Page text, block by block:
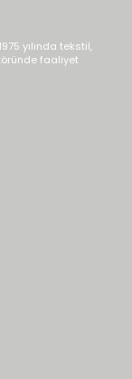
yılında tekstil,
faaliyet